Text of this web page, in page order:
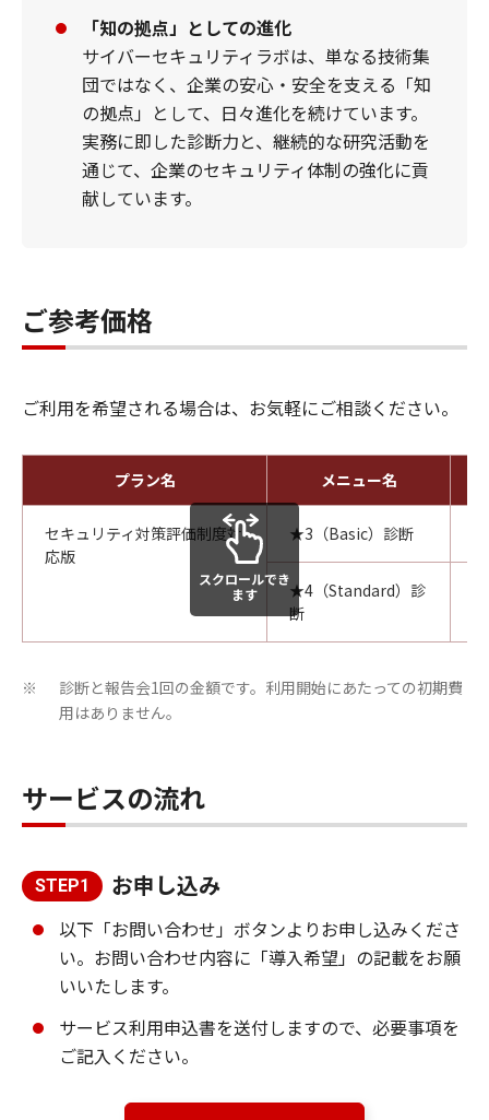
「知の拠点」としての進化
サイバーセキュリティラボは、単なる技術集
団ではなく、企業の安心・安全を支える「知
の拠点」として、日々進化を続けています。
実務に即した診断力と、継続的な研究活動を
通じて、企業のセキュリティ体制の強化に貢
献しています。
ご参考価格
ご利用を希望される場合は、お気軽にご相談ください。
プラン名 メニュー名
セキュリティ対策評価制度対
応版
★3（Basic）診断
★4（Standard）診
断
スクロールでき
ます
※
診断と報告会1回の金額です。利用開始にあたっての初期費
用はありません。
サービスの流れ
STEP1 お申し込み
以下「お問い合わせ」ボタンよりお申し込みくださ
い。お問い合わせ内容に「導入希望」の記載をお願
いいたします。
サービス利用申込書を送付しますので、必要事項を
ご記入ください。